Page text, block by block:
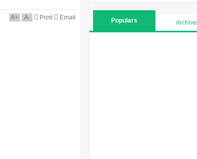
A+ A- Print
Email
Populars Archive